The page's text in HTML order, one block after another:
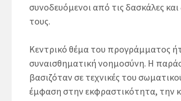
συνοδευόμενοι από τις δασκάλες
τους.
Κεντρικό θέμα του προγράμματος
συναισθηματική νοημοσύνη. Η
βασιζόταν σε τεχνικές του
έμφαση στην εκφραστικότητα, την